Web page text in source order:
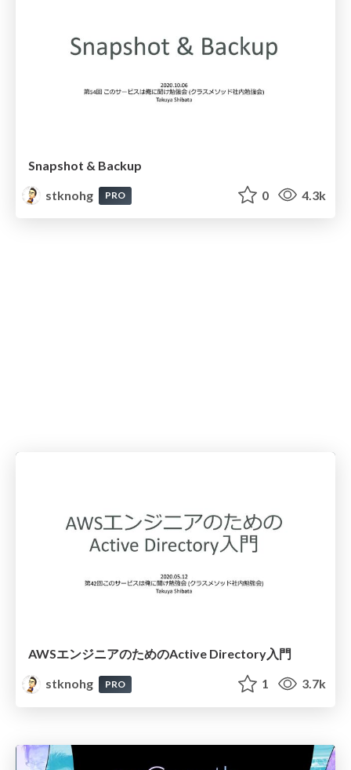
Snapshot & Backup
stknohg
PRO 0 4.3k
AWSエンジニアのためのActive Directory入門
stknohg
PRO 1 3.7k